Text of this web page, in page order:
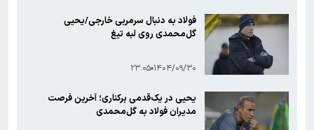
فولاد به دنبال سرمربی خارجی/یحیی
گل‌محمدی روی لبه تیغ
۱۴۰۴/۰۹/۳۰ ۲۳:۰۵
یحیی در یک‌قدمی برکناری؛ آخرین فرصت
مدیران فولاد به گل‌محمدی